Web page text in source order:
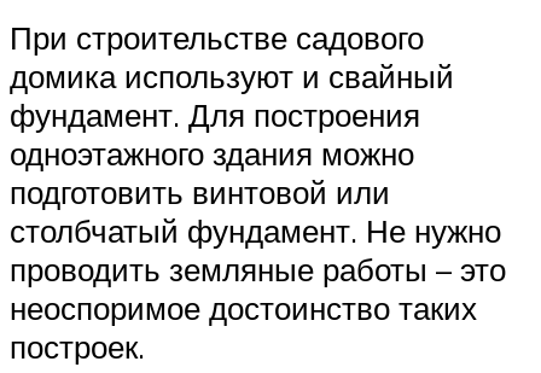
При строительстве садового
домика используют и свайный
фундамент. Для построения
одноэтажного здания можно
подготовить винтовой или
столбчатый фундамент. Не нужно
проводить земляные работы – это
неоспоримое достоинство таких
построек.